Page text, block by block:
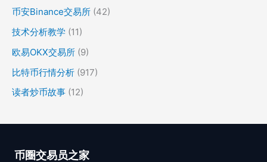
币安Binance交易所 (42)
技术分析教学 (11)
欧易OKX交易所 (9)
比特币行情分析 (917)
读者炒币故事 (12)
币圈交易员之家